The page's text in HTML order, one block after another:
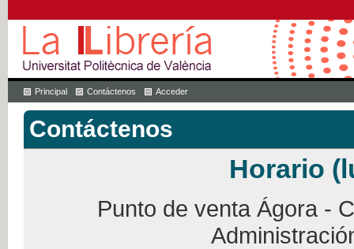
Principal Contáctenos Acceder
Contáctenos
Horario
Punto de venta Ágora -